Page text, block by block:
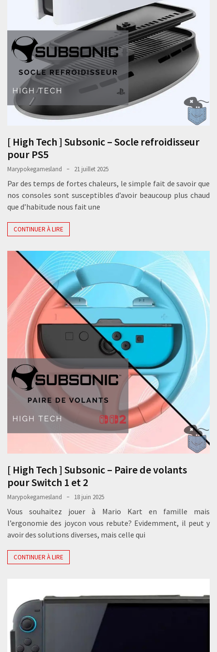
[ High Tech ] Subsonic – Socle refroidisseur
pour PS5
Marypokegamesland 21 juillet 2025
Par des temps de fortes chaleurs, le simple fait de savoir que
nos consoles sont susceptibles d’avoir beaucoup plus chaud
que d’habitude nous fait une
CONTINUER À LIRE
[ High Tech ] Subsonic – Paire de volants
pour Switch 1 et 2
Marypokegamesland 18 juin 2025
Vous souhaitez jouer à Mario Kart en famille mais
l’ergonomie des joycon vous rebute? Evidemment, il peut y
avoir des solutions diverses, mais celle qui
CONTINUER À LIRE